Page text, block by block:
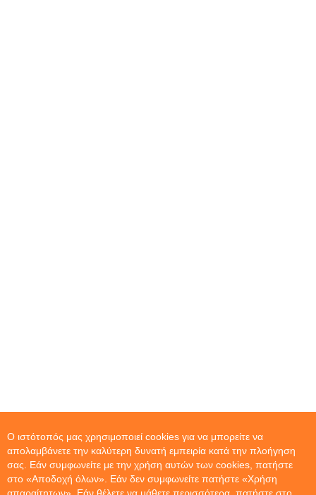
Ο ιστότοπός μας χρησιμοποιεί cookies για να μπορείτε να
απολαμβάνετε την καλύτερη δυνατή εμπειρία κατά την πλοήγηση
σας. Εάν συμφωνείτε με την χρήση αυτών των cookies, πατήστε
στο «Αποδοχή όλων». Εάν δεν συμφωνείτε πατήστε «Χρήση